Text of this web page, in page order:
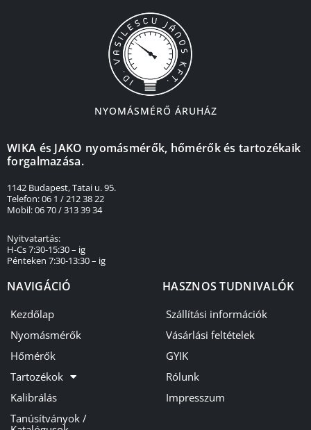
NYOMÁSMÉRŐ ÁRUHÁZ
WIKA és JAKO nyomásmérők, hőmérők és tartozékaik
forgalmazása.
1142 Budapest, Tatai u. 95.
Telefon: 06 1 / 212 38 22
Mobil: 06 70 / 313 39 34
Nyitvatartás:
H-Cs 7:30-15:30 – ig
Pénteken 7:30-13:30 – ig
NAVIGÁCIÓ
Kezdőlap
Nyomásmérők
Hőmérők
Tartozékok
Kalibrálás
Tanúsítványok /
HASZNOS TUDNIVALÓK
Szállítási információk
Vásárlási feltételek
GYIK
Rólunk
Impresszum